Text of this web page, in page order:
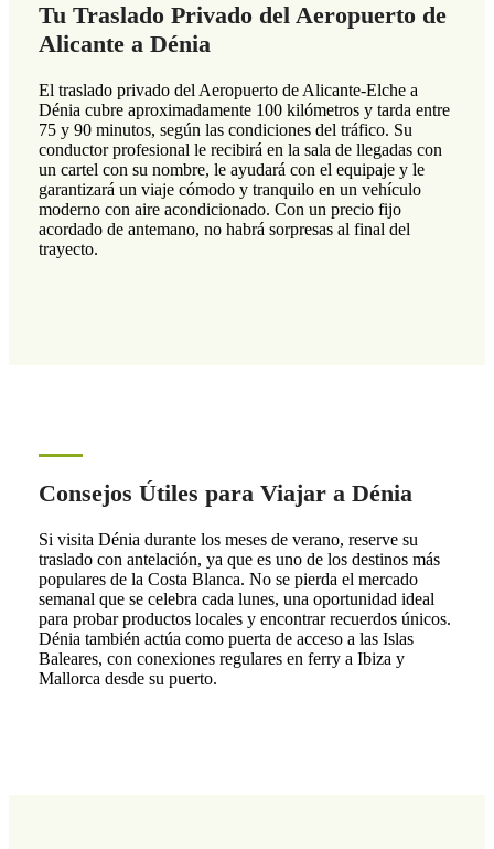
Tu Traslado Privado del Aeropuerto de
Alicante a Dénia
El traslado privado del Aeropuerto de Alicante-Elche a
Dénia cubre aproximadamente 100 kilómetros y tarda entre
75 y 90 minutos, según las condiciones del tráfico. Su
conductor profesional le recibirá en la sala de llegadas con
un cartel con su nombre, le ayudará con el equipaje y le
garantizará un viaje cómodo y tranquilo en un vehículo
moderno con aire acondicionado. Con un precio fijo
acordado de antemano, no habrá sorpresas al final del
trayecto.
Consejos Útiles para Viajar a Dénia
Si visita Dénia durante los meses de verano, reserve su
traslado con antelación, ya que es uno de los destinos más
populares de la Costa Blanca. No se pierda el mercado
semanal que se celebra cada lunes, una oportunidad ideal
para probar productos locales y encontrar recuerdos únicos.
Dénia también actúa como puerta de acceso a las Islas
Baleares, con conexiones regulares en ferry a Ibiza y
Mallorca desde su puerto.